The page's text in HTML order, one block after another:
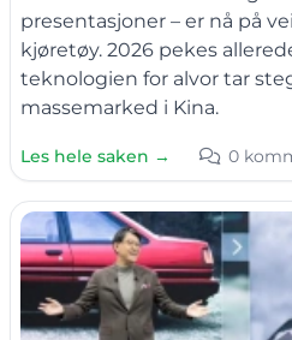
presentasjoner – er nå på
kjøretøy. 2026 pekes
teknologien for alvor tar
massemarked i Kina.
Les hele saken → 0